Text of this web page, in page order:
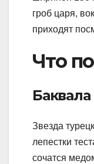
гроб царя,
приходят
Что
Баквала
Звезда
лепестки
сочатся